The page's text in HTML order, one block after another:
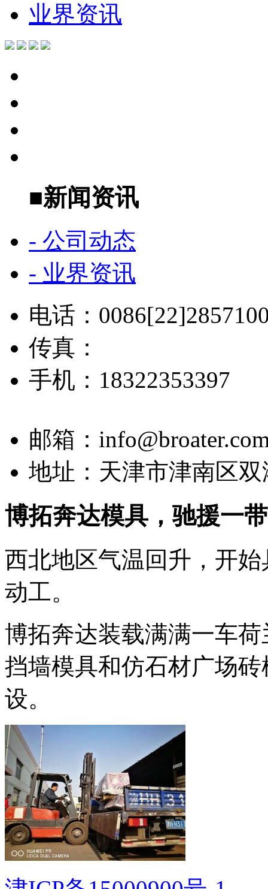
业界资讯
■新闻资讯
- 公司动态
- 业界资讯
电话：
传真：
手机： 18322353397
邮箱：
地址：天津市津南区
博拓奔达模具，驰援一
西北地区气温回升，开
动工。
博拓奔达装载满满一车
挡墙模具和仿石材广场
设。